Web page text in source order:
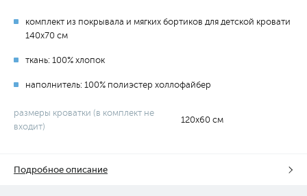
комплект из покрывала и мягких бортиков для детской кровати
140х70 см
ткань: 100% хлопок
наполнитель: 100% полиэстер холлофайбер
размеры кроватки (в комплект не
входит)
120х60 см
Подробное описание